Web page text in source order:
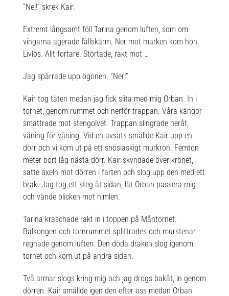
”Nej!” skrek Kair.
Extremt långsamt föll Tarina genom luften, som om
vingarna agerade fallskärm. Ner mot marken kom hon.
Livlös. Allt fortare. Störtade, rakt mot …
Jag spärrade upp ögonen. ”Ner!”
Kair tog täten medan jag fick slita med mig Orban. In i
tornet, genom rummet och nerför trappan. Våra kängor
smattrade mot stengolvet. Trappan slingrade neråt,
våning för våning. Vid en avsats smällde Kair upp en
dörr och vi kom ut på ett snöslaskigt murkrön. Femton
meter bort låg nästa dörr. Kair skyndade över krönet,
satte axeln mot dörren i farten och slog upp den med ett
brak. Jag tog ett steg åt sidan, lät Orban passera mig
och vände blicken mot himlen.
Tarina kraschade rakt in i toppen på Måntornet.
Balkongen och tornrummet splittrades och murstenar
regnade genom luften. Den döda draken slog igenom
tornet och kom ut på andra sidan.
Två armar slogs kring mig och jag drogs bakåt, in genom
dörren. Kair smällde igen den efter oss medan Orban